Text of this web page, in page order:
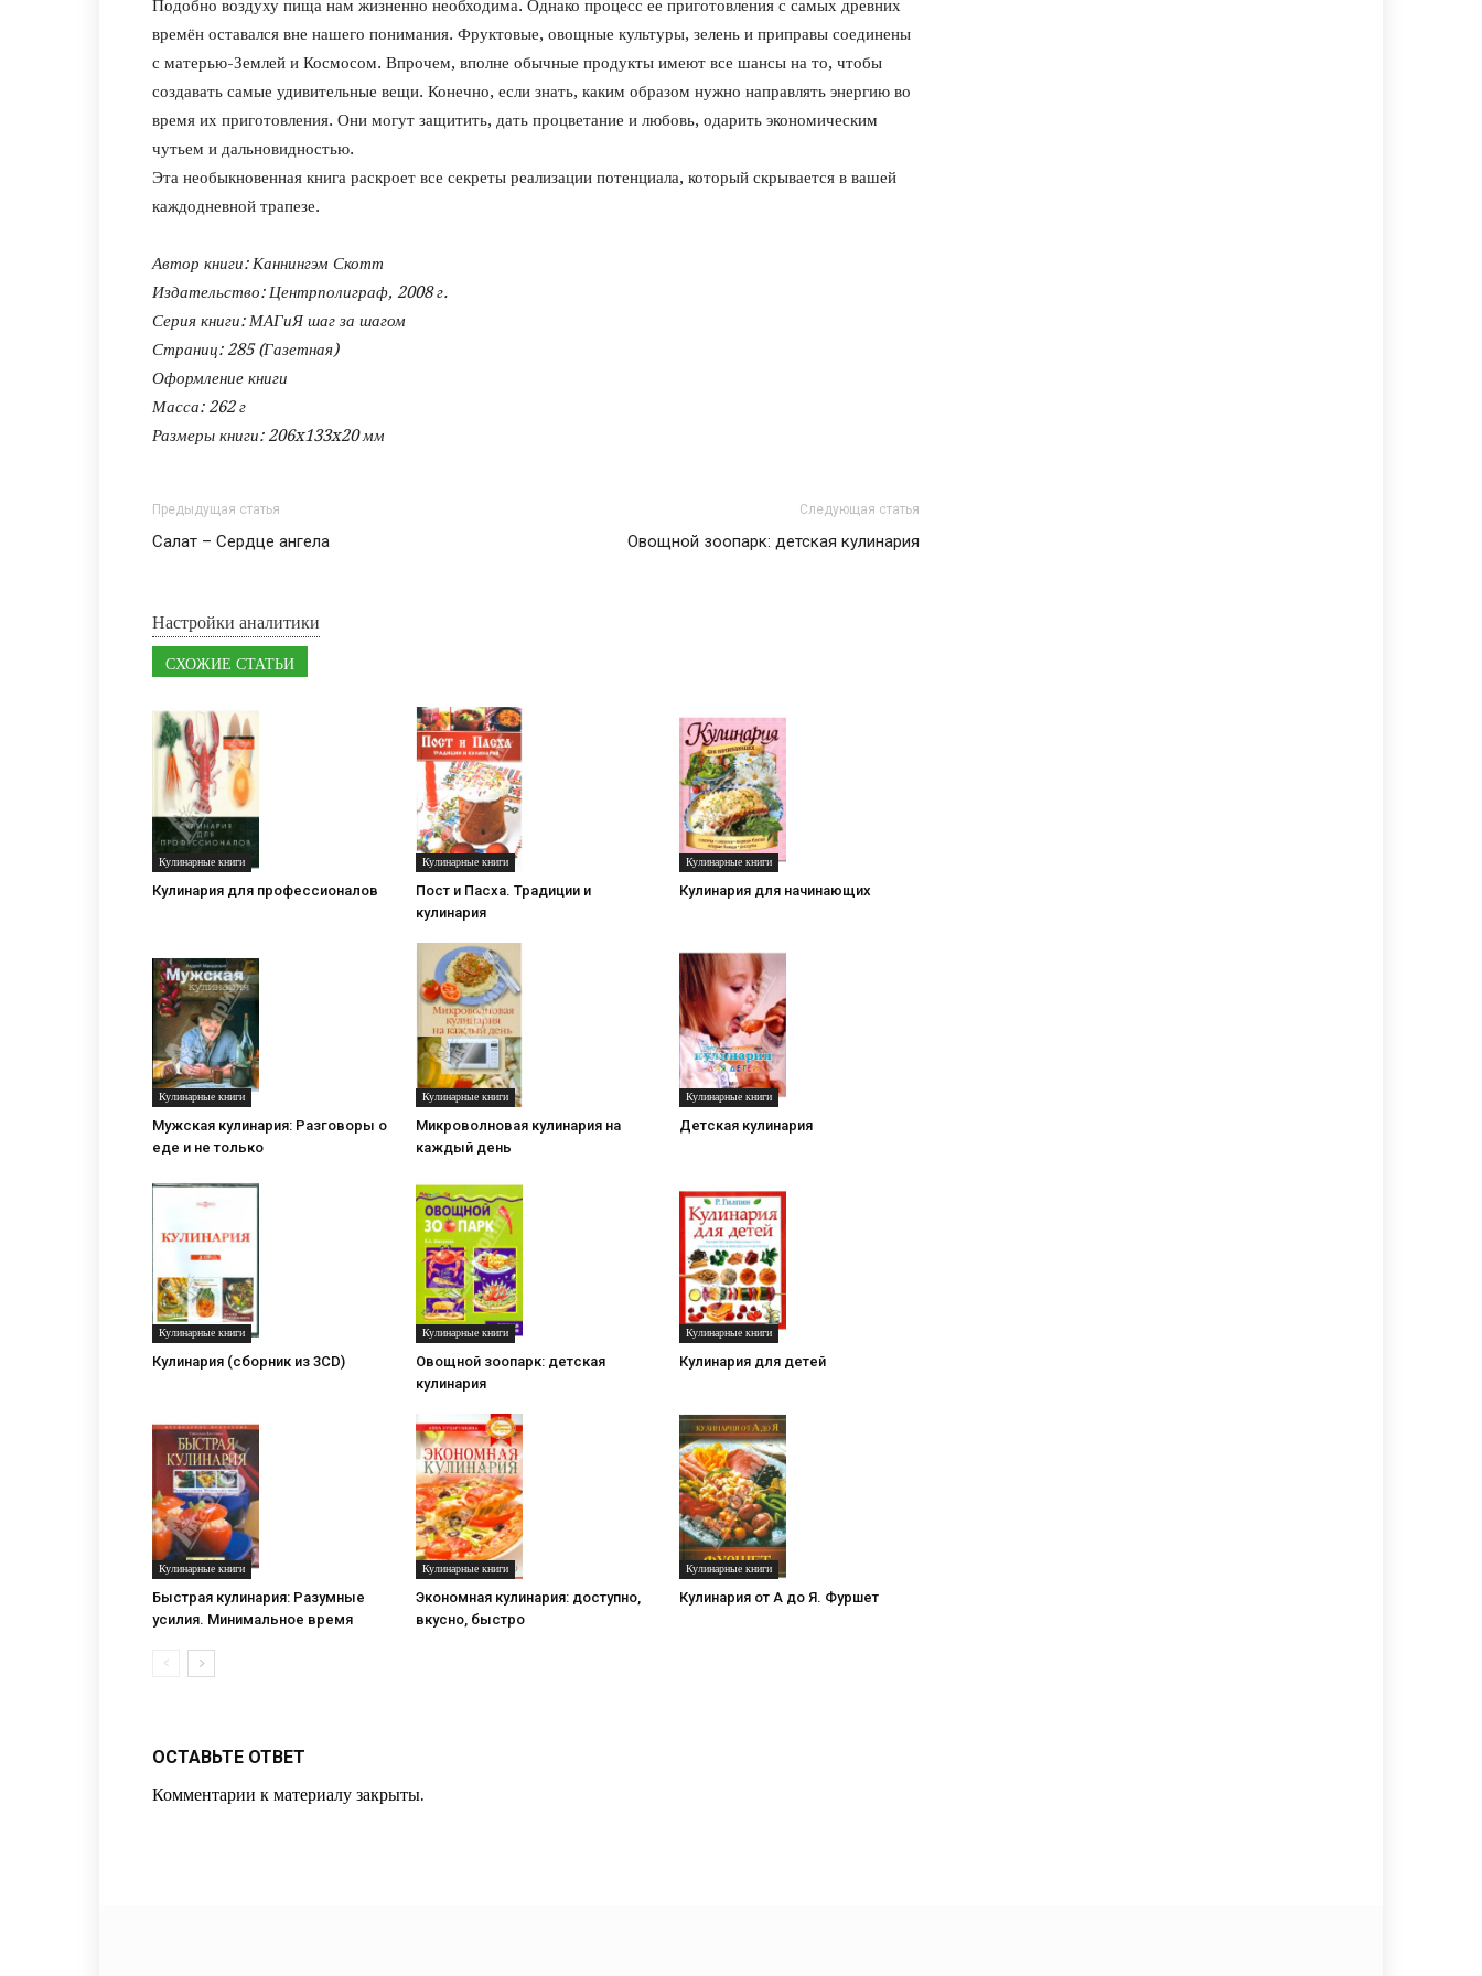
Подобно воздуху пища нам жизненно необходима. Однако процесс ее приготовления с самых древних
времён оставался вне нашего понимания. Фруктовые, овощные культуры, зелень и приправы соединены
с матерью-Землей и Космосом. Впрочем, вполне обычные продукты имеют все шансы на то, чтобы
создавать самые удивительные вещи. Конечно, если знать, каким образом нужно направлять энергию во
время их приготовления. Они могут защитить, дать процветание и любовь, одарить экономическим
чутьем и дальновидностью.
Эта необыкновенная книга раскроет все секреты реализации потенциала, который скрывается в вашей
каждодневной трапезе.
Автор книги: Каннингэм Скотт
Издательство: Центрполиграф, 2008 г.
Серия книги: МАГиЯ шаг за шагом
Страниц: 285 (Газетная)
Оформление книги
Масса: 262 г
Размеры книги: 206x133x20 мм
Предыдущая статья
Салат – Сердце ангела
Следующая статья
Овощной зоопарк: детская кулинария
Настройки аналитики
СХОЖИЕ СТАТЬИ
Кулинарные книги
Кулинария для профессионалов
Кулинарные книги
Пост и Пасха. Традиции и
кулинария
Кулинарные книги
Кулинария для начинающих
Кулинарные книги
Мужская кулинария: Разговоры о
еде и не только
Кулинарные книги
Микроволновая кулинария на
каждый день
Кулинарные книги
Детская кулинария
Кулинарные книги
Кулинария (сборник из 3CD)
Кулинарные книги
Овощной зоопарк: детская
кулинария
Кулинарные книги
Кулинария для детей
Кулинарные книги
Быстрая кулинария: Разумные
усилия. Минимальное время
Кулинарные книги
Экономная кулинария: доступно,
вкусно, быстро
Кулинарные книги
Кулинария от А до Я. Фуршет
ОСТАВЬТЕ ОТВЕТ
Комментарии к материалу закрыты.